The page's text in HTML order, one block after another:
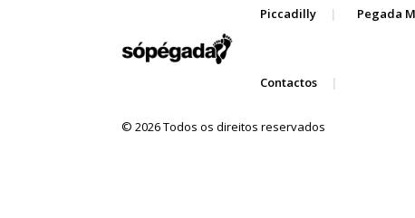
Piccadilly Pegada
Contactos
© 2026 Todos os direitos reservados